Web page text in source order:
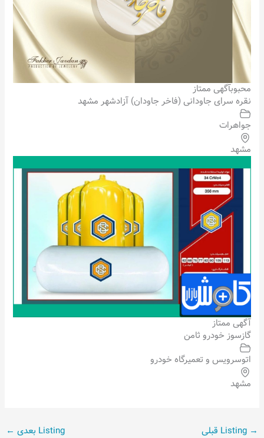
محبوبآگهی ممتاز
نقره سرای جاودانی (فاخر جاودان) آزادشهر مشهد
جواهرات
مشهد
آگهی ممتاز
گازسوز خودرو ثامن
اتوسرویس و تعمیرگاه خودرو
مشهد
→ Listing بعدی ←